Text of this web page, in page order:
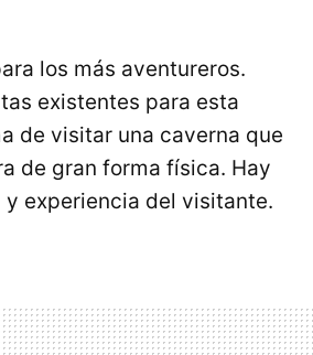
los más aventureros.
existentes para esta
de visitar una caverna que
de gran forma física. Hay
experiencia del visitante.